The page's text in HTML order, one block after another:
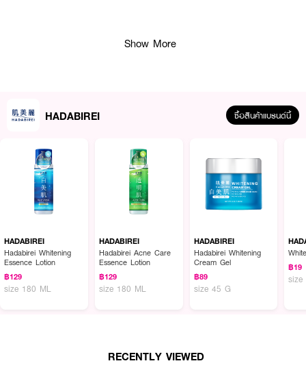
● ฮาดะบิเรอิ โมจิ สกิน แอคเน่ คาล์มมิ่ง มาสก์
● ผสาน Babycolla, Retinyl Linoleate และ Kiku Flower บำรุงผิวให้นุ่มเด้ง
● สารสกัด Rhodyssey จากมอส ช่วยฟื้นฟูและเติมน้ำให้ผิวอย่างล้ำลึก
● Centella Asiatica, Tea Tree Oil และ Evermat ช่วยปลอบประโลมผิวและคุม
ความมัน
● Ceramide 5X เสริมเกราะป้องกันผิวให้แข็งแรงและกักเก็บความชุ่มชื้น
How To Use:
● หลังจากทำความสะอาดผิวหน้า วางแผ่นมาสก์ทิ้งไว้ประมาณ 15-20 นาที
Show More
HADABIREI ซื้อสินค้าแบรนด์นี้
HADABIREI
Hadabirei Whitening
Essence Lotion
฿129
size 180 ML
HADABIREI
Hadabirei Acne Care
Essence Lotion
฿129
size 180 ML
HADABIREI
Hadabirei Whitening
Cream Gel
฿89
size 45 G
฿19
size
RECENTLY VIEWED